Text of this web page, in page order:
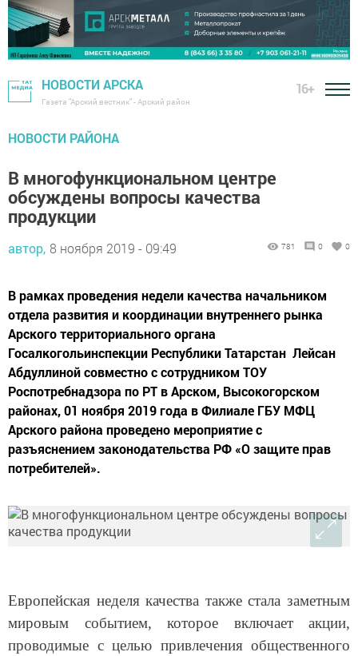
НОВОСТИ АРСКА
Газета "Арский вестник" - Арский район
16+
НОВОСТИ РАЙОНА
В многофункциональном центре
обсуждены вопросы качества
продукции
автор, 8 ноября 2019 - 09:49 781 0 0
В рамках проведения недели качества начальником
отдела развития и координации внутреннего рынка
Арского территориального органа
Госалкогольинспекции Республики Татарстан Лейсан
Абдуллиной совместно с сотрудником ТОУ
Роспотребнадзора по РТ в Арском, Высокогорском
районах, 01 ноября 2019 года в Филиале ГБУ МФЦ
Арского района проведено мероприятие с
разъяснением законодательства РФ «О защите прав
потребителей».
Европейская неделя качества также стала заметным
мировым событием, которое включает акции,
проводимые с целью привлечения общественного